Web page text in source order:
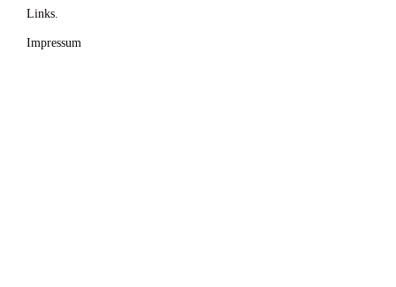
Links.
Impressum